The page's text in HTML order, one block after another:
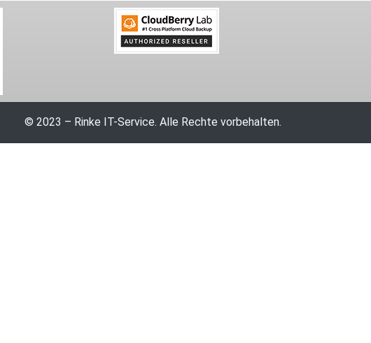
© 2023 – Rinke IT-Service. Alle Rechte vorbehalten.